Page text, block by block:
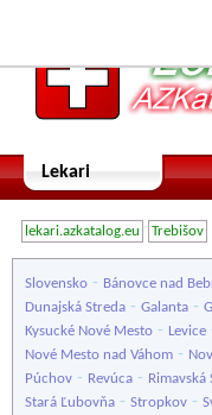
Lekari
lekari.azkatalog.eu Trebišov
Slovensko - Bánovce nad
Dunajská Streda - Galanta -
Kysucké Nové Mesto - Levice
Nové Mesto nad Váhom -
Púchov - Revúca - Rimavská
Stará Ľubovňa - Stropkov -